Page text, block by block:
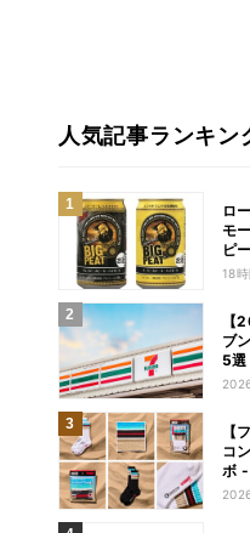
人気記事ランキン
ロ
モ
ピ
缶
18
【
ブ
5選
【
コ
ボ
班